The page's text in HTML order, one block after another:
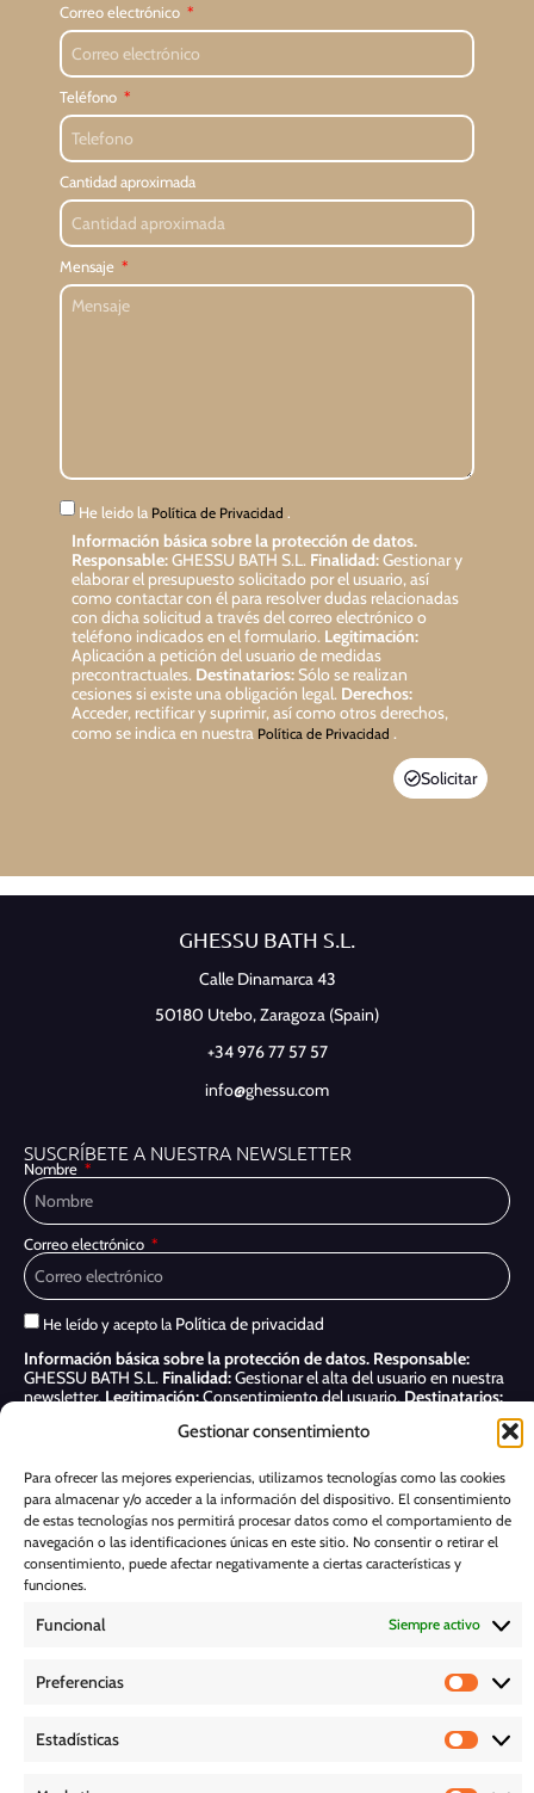
Gestionar consentimiento
Para ofrecer las mejores experiencias, utilizamos tecnologías como las cookies
para almacenar y/o acceder a la información del dispositivo. El consentimiento
de estas tecnologías nos permitirá procesar datos como el comportamiento de
navegación o las identificaciones únicas en este sitio. No consentir o retirar el
consentimiento, puede afectar negativamente a ciertas características y
funciones.
Funcional Siempre activo
Preferencias
Estadísticas
Correo electrónico
Teléfono
Cantidad aproximada
Mensaje
He leido la Política de Privacidad .
Información básica sobre la protección de datos.
Responsable:GHESSU BATH S.L. Finalidad:Gestionar y
elaborar el presupuesto solicitado por el usuario, así
como contactar con él para resolver dudas relacionadas
con dicha solicitud a través del correo electrónico o
teléfono indicados en el formulario. Legitimación:
Aplicación a petición del usuario de medidas
precontractuales. Destinatarios:Sólo se realizan
cesiones si existe una obligación legal. Derechos:
Acceder, rectificar y suprimir, así como otros derechos,
como se indica en nuestra Política de Privacidad .
Solicitar
GHESSU BATH S.L.
Calle Dinamarca 43
50180 Utebo,Zaragoza (Spain)
+34 976 77 57 57
info@ghessu.com
SUSCRÍBETE A NUESTRA NEWSLETTER
Nombre
Correo electrónico
He leído y acepto la Política de privacidad
Información básica sobre la protección de datos. Responsable:
GHESSU BATH S.L. Finalidad:Gestionar el alta del usuario en nuestra
newsletter.Legitimación:Consentimiento del usuario.Destinatarios:
Acceder, rectificar y suprimir, así como otros derechos, como se indica
Suscribirme
POLÍTICA DE COOKIES